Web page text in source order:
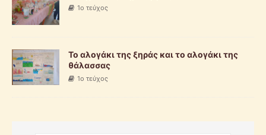
1ο τεύχος
Το αλογάκι της ξηράς και το αλογάκι της
θάλασσας
1ο τεύχος